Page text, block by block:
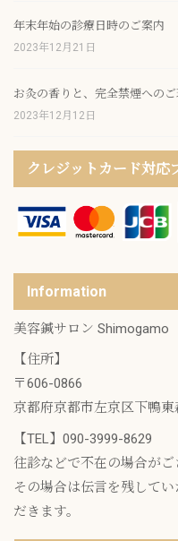
年末年始の診療日時のご案内
2023年12月21日
お灸の香りと、完全禁煙への
2023年12月12日
クレジットカード対応
Information
美容鍼サロン Shimogamo
【住所】
〒606-0866
京都府京都市左京区下鴨
【TEL】 090-3999-8629
往診などで不在の場合がご
その場合は伝言を残して
だきます。